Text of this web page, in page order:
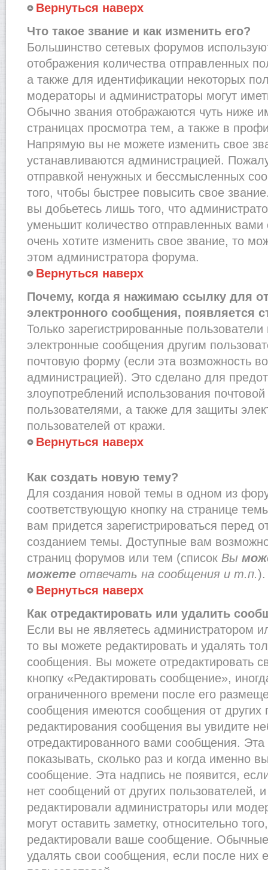
Вернуться наверх
Что такое звание и как изменить его?
Большинство сетевых форумов
отображения количества отправленных
а также для идентификации некоторых
модераторы и администраторы могут
Обычно звания отображаются чуть ниже
страницах просмотра тем, а также в
Напрямую вы не можете изменить свое
устанавливаются администрацией.
отправкой ненужных и бессмысленных
того, чтобы быстрее повысить свое
вы добьетесь лишь того, что
уменьшит количество отправленных
очень хотите изменить свое звание, то
этом администратора форума.
Вернуться наверх
Почему, когда я нажимаю ссылку для
электронного сообщения, появляется
Только зарегистрированные пользователи
электронные сообщения другим
почтовую форму (если эта возможность
администрацией). Это сделано для
злоупотреблений использования
пользователями, а также для защиты
пользователей от кражи.
Вернуться наверх
Как создать новую тему?
Для создания новой темы в одном из
соответствующую кнопку на странице
вам придется зарегистрироваться перед
созданием темы. Доступные вам
страниц форумов или тем (список Вы
можете отвечать на сообщения и т.п.).
Вернуться наверх
Как отредактировать или удалить
Если вы не являетесь администратором
то вы можете редактировать и удалять
сообщения. Вы можете отредактировать
кнопку «Редактировать сообщение»,
ограниченного времени после его
сообщения имеются сообщения от других
редактирования сообщения вы увидите
отредактированного вами сообщения. Эта
показывать, сколько раз и когда именно
сообщение. Эта надпись не появится,
нет сообщений от других пользователей,
редактировали администраторы или
могут оставить заметку, относительно
редактировали ваше сообщение. Обычные
удалять свои сообщения, если после них